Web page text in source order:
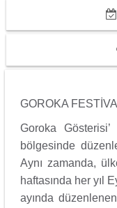
GOROKA
Goroka
bölgesinde
Aynı zamanda,
haftasında her yıl
ayında